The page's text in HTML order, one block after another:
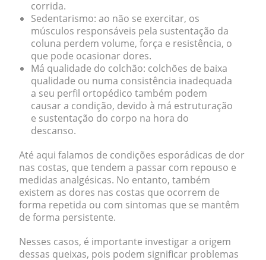
corrida.
Sedentarismo: ao não se exercitar, os
músculos responsáveis pela sustentação da
coluna perdem volume, força e resistência, o
que pode ocasionar dores.
Má qualidade do colchão: colchões de baixa
qualidade ou numa consistência inadequada
a seu perfil ortopédico também podem
causar a condição, devido à má estruturação
e sustentação do corpo na hora do
descanso.
Até aqui falamos de condições esporádicas de dor
nas costas, que tendem a passar com repouso e
medidas analgésicas. No entanto, também
existem as dores nas costas que ocorrem de
forma repetida ou com sintomas que se mantêm
de forma persistente.
Nesses casos, é importante investigar a origem
dessas queixas, pois podem significar problemas